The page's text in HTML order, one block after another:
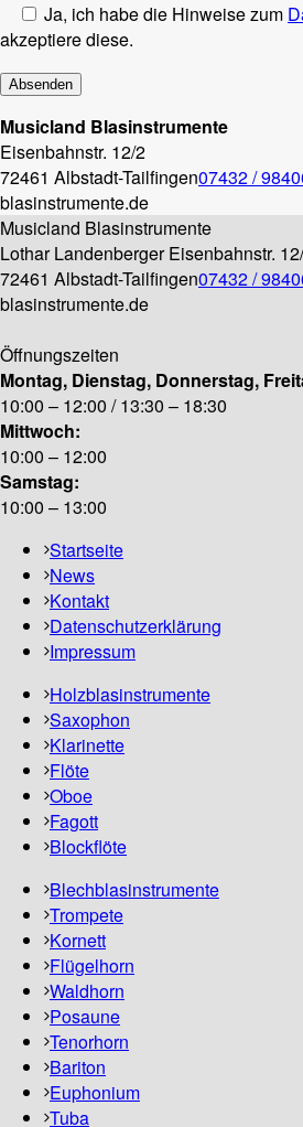
Ja, ich habe die Hinweise zum
akzeptiere diese.
Musicland Blasinstrumente
Eisenbahnstr. 12/2
72461 Albstadt-Tailfingen07432 /
blasinstrumente.de
Musicland Blasinstrumente
Lothar Landenberger Eisenbahnstr.
72461 Albstadt-Tailfingen07432 /
blasinstrumente.de
Öffnungszeiten
Montag, Dienstag, Donnerstag,
10:00 – 12:00 / 13:30 – 18:30
Mittwoch:
10:00 – 12:00
Samstag:
10:00 – 13:00
Startseite
News
Kontakt
Datenschutzerklärung
Impressum
Holzblasinstrumente
Saxophon
Klarinette
Flöte
Oboe
Fagott
Blockflöte
Blechblasinstrumente
Trompete
Kornett
Flügelhorn
Waldhorn
Posaune
Tenorhorn
Bariton
Euphonium
Tuba